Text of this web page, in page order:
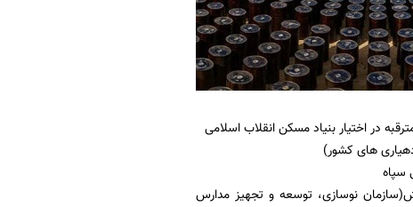
در اختیار بنیاد مسکن انقلاب اسلامی
پرورش(سازمان نوسازی، توسعه و تجهیز مدارس